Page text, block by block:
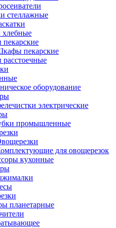
стеллажные
пекарские
оборудование
электрические
промышленные
для овощерезок
кухонные
планетарные